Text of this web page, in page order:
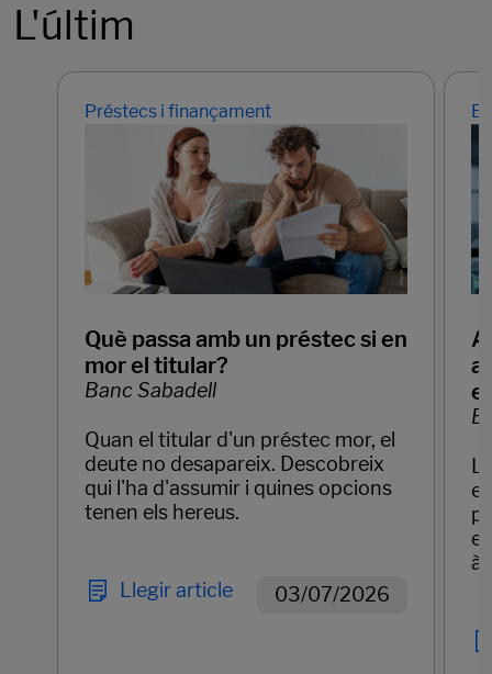
L'últim
Préstecs i finançament
Què passa amb un préstec si en
mor el titular?
Banc Sabadell
Quan el titular d'un préstec mor, el
deute no desapareix. Descobreix
qui l'ha d'assumir i quines opcions
tenen els hereus.
Llegir article 03/07/2026
el